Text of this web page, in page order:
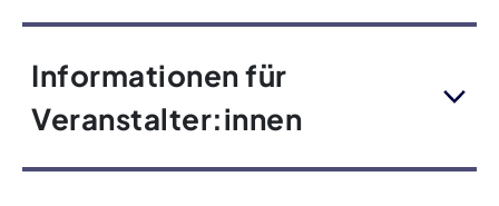
Informationen für
Veranstalter:innen